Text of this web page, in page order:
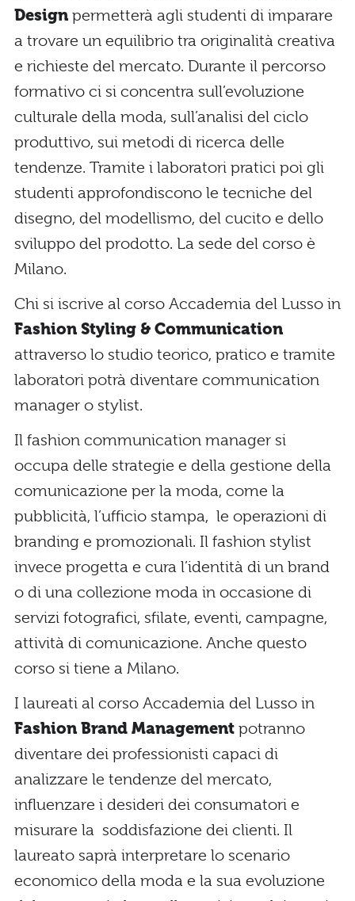
Design permetterà agli studenti di imparare
a trovare un equilibrio tra originalità creativa
e richieste del mercato. Durante il percorso
formativo ci si concentra sull’evoluzione
culturale della moda, sull’analisi del ciclo
produttivo, sui metodi di ricerca delle
tendenze. Tramite i laboratori pratici poi gli
studenti approfondiscono le tecniche del
disegno, del modellismo, del cucito e dello
sviluppo del prodotto. La sede del corso è
Milano.
Chi si iscrive al corso Accademia del Lusso in
Fashion Styling & Communication
attraverso lo studio teorico, pratico e tramite
laboratori potrà diventare communication
manager o stylist.
Il fashion communication manager si
occupa delle strategie e della gestione della
comunicazione per la moda, come la
pubblicità, l’ufficio stampa, le operazioni di
branding e promozionali. Il fashion stylist
invece progetta e cura l’identità di un brand
o di una collezione moda in occasione di
servizi fotografici, sfilate, eventi, campagne,
attività di comunicazione. Anche questo
corso si tiene a Milano.
I laureati al corso Accademia del Lusso in
Fashion Brand Management potranno
diventare dei professionisti capaci di
analizzare le tendenze del mercato,
influenzare i desideri dei consumatori e
misurare la soddisfazione dei clienti. Il
laureato saprà interpretare lo scenario
economico della moda e la sua evoluzione